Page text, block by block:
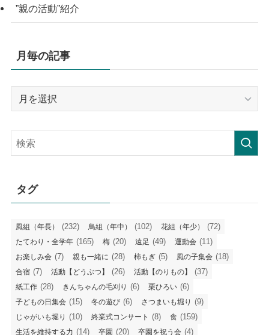
”親の活動”紹介
月毎の記事
記
事
タグ
風組（年長） (232) 鳥組（年中） (102) 花組（年少） (72)
たてわり・全学年 (165) 梅 (20) 遠足 (49) 運動会 (11)
お楽しみ会 (7) 親も一緒に (28) 柿もぎ (5) 風の子集会 (18)
合宿 (7) 活動【どうぶつ】 (26) 活動【のりもの】 (37)
紙工作 (28) きんちゃんの毛刈り (6) 栗ひろい (6)
子どもの日集会 (15) 冬の遊び (6) さつまいも堀り (9)
じゃがいも堀り (10) 終業式コンサート (8) 食 (159)
生活を維持する力 (14) 卒園 (20) 卒園を祝う会 (4)